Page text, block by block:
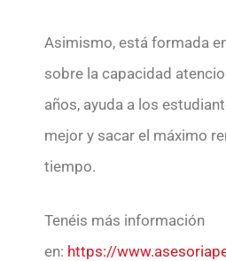
Asimismo, está formada
sobre la capacidad
años, ayuda a los
mejor y sacar el máximo
tiempo.
Tenéis más información
en: https://